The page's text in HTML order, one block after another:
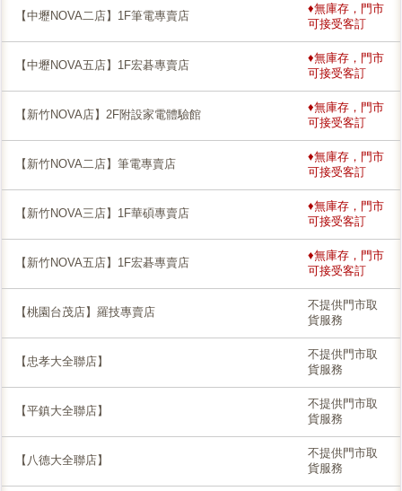
【中壢NOVA二店】1F筆電專賣店
♦無庫存，門市
可接受客訂
【中壢NOVA五店】1F宏碁專賣店
♦無庫存，門市
可接受客訂
【新竹NOVA店】2F附設家電體驗館
♦無庫存，門市
可接受客訂
【新竹NOVA二店】筆電專賣店
♦無庫存，門市
可接受客訂
【新竹NOVA三店】1F華碩專賣店
♦無庫存，門市
可接受客訂
【新竹NOVA五店】1F宏碁專賣店
♦無庫存，門市
可接受客訂
【桃園台茂店】羅技專賣店
不提供門市取
貨服務
【忠孝大全聯店】
不提供門市取
貨服務
【平鎮大全聯店】
不提供門市取
貨服務
【八德大全聯店】
不提供門市取
貨服務